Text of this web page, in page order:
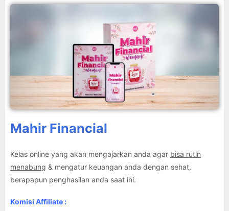
Mahir Financial
Kelas online yang akan mengajarkan anda agar bisa rutin
menabung & mengatur keuangan anda dengan sehat,
berapapun penghasilan anda saat ini.
Komisi Affiliate :